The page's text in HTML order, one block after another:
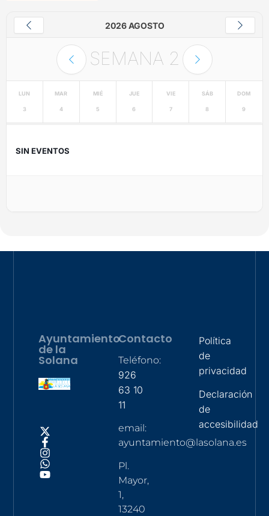
2026 AGOSTO
SEMANA 2
LUN
3
MAR
4
MIÉ
5
JUE
6
VIE
7
SÁB
8
DOM
9
SIN EVENTOS
Ayuntamiento
de la
Solana
Contacto
Teléfono:
926
63 10
11
email:
ayuntamiento@lasolana.es
Pl.
Mayor,
1,
13240
Política
de
privacidad
Declaración
de
accesibilidad